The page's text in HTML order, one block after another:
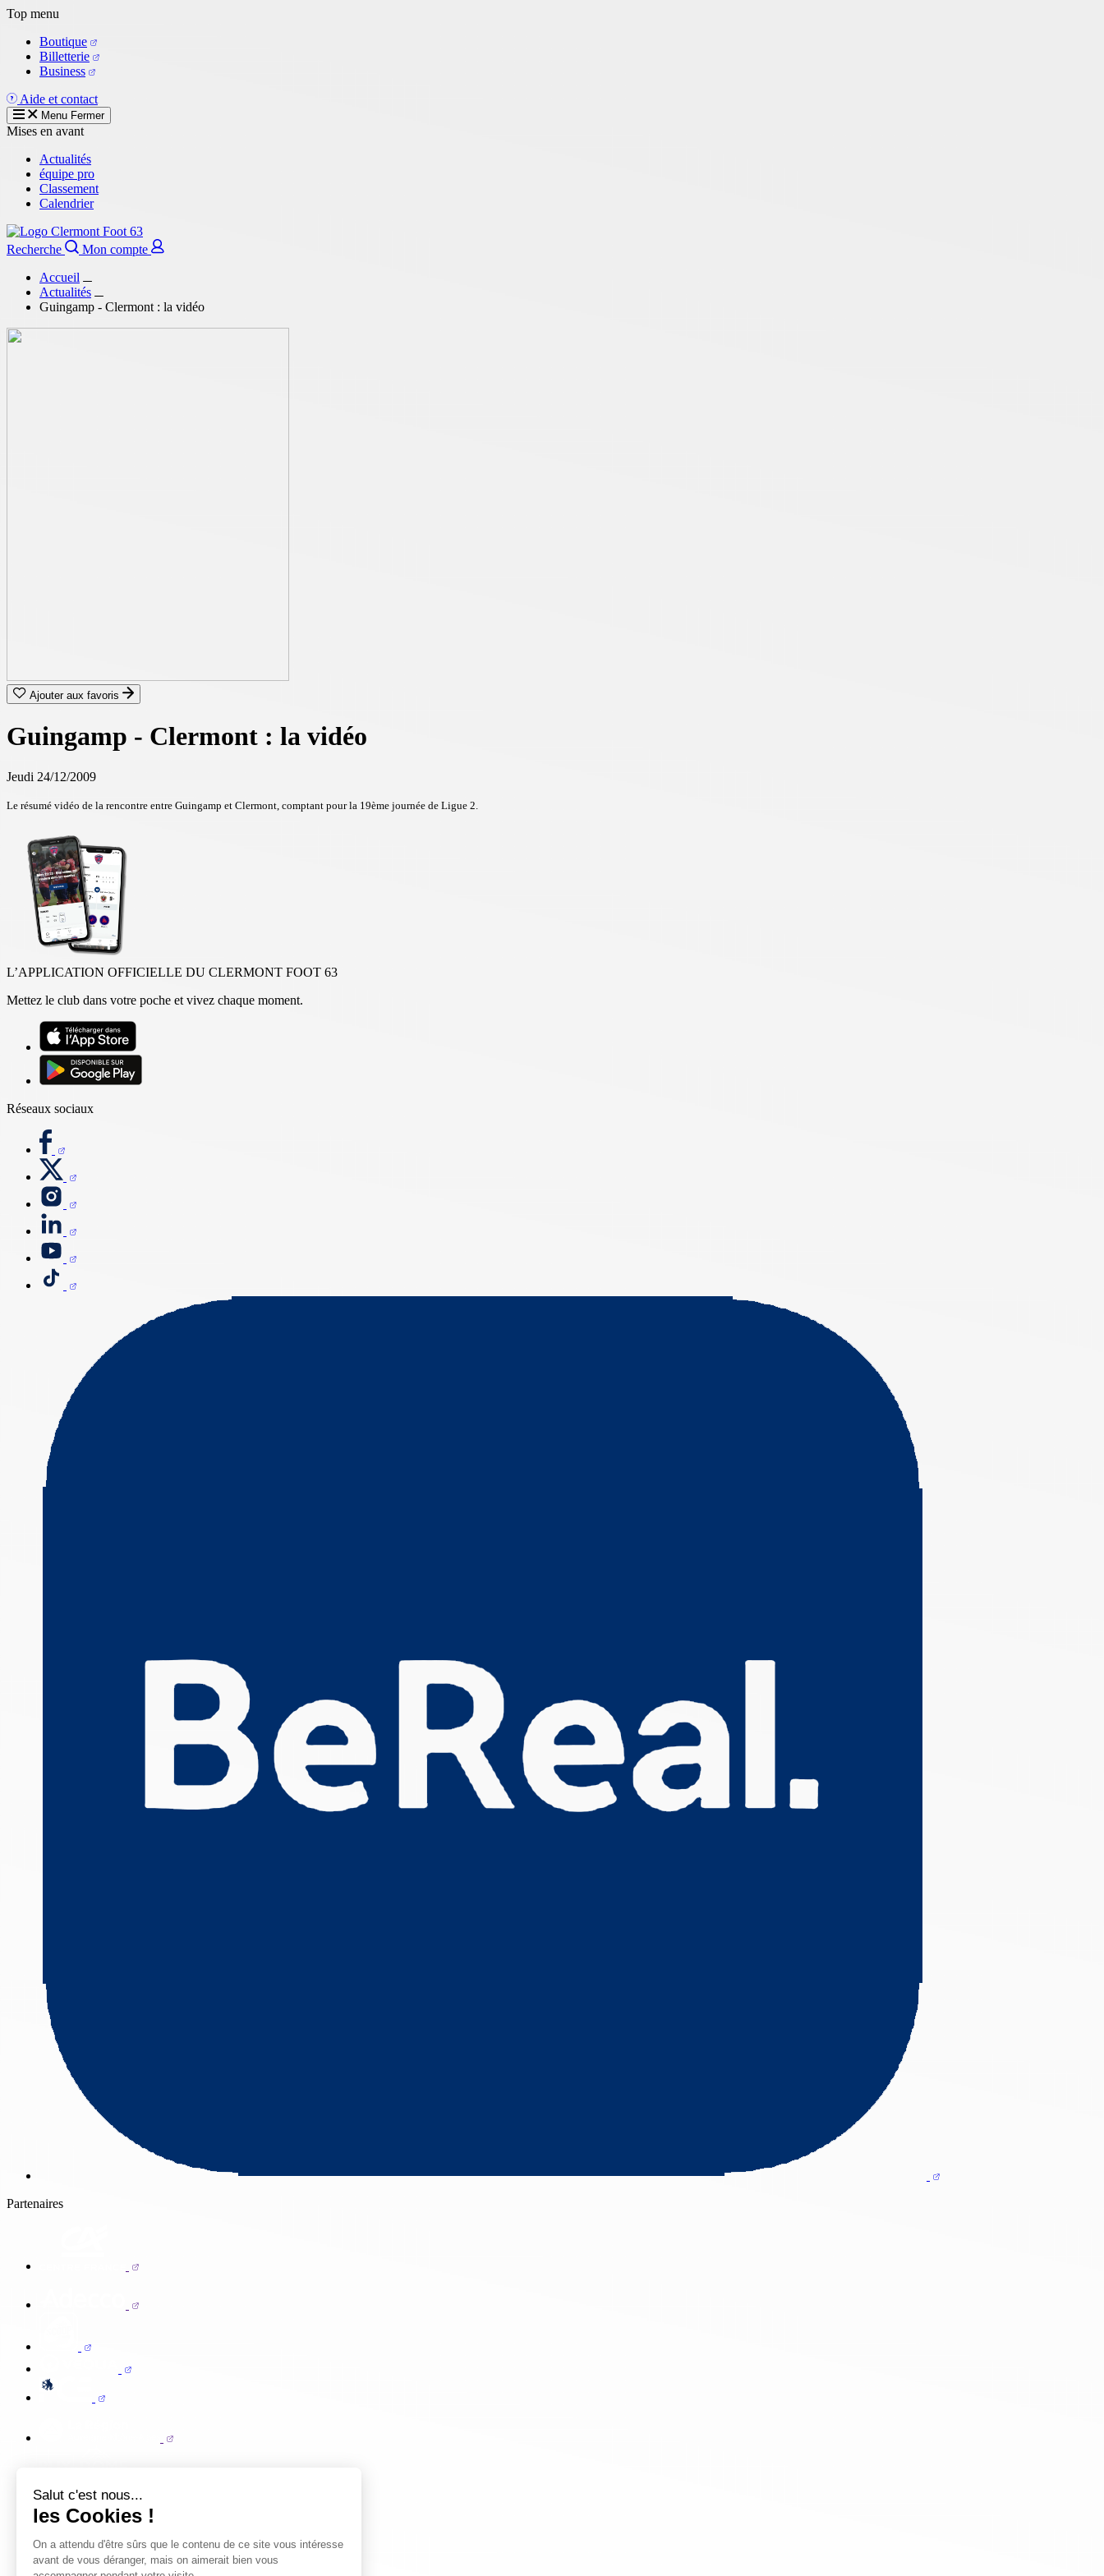
Salut c'est nous...
les Cookies !
On a attendu d'être sûrs que le contenu de ce site vous intéresse
avant de vous déranger, mais on aimerait bien vous
Aller
contenu
principal
Top menu
Boutique
Billetterie
Business
Aide et contact
Menu Fermer
Mises en avant
Actualités
équipe pro
Classement
Calendrier
Recherche
Mon compte
Accueil
Actualités
Guingamp - Clermont : la vidéo
Ajouter aux favoris
Guingamp - Clermont : la vidéo
Jeudi 24/12/2009
Le résumé vidéo de la rencontre entre Guingamp et Clermont, comptant pour la 19ème journée de Ligue 2.
L’APPLICATION OFFICIELLE DU CLERMONT FOOT 63
Mettez le club dans votre poche et vivez chaque moment.
Réseaux sociaux
Partenaires